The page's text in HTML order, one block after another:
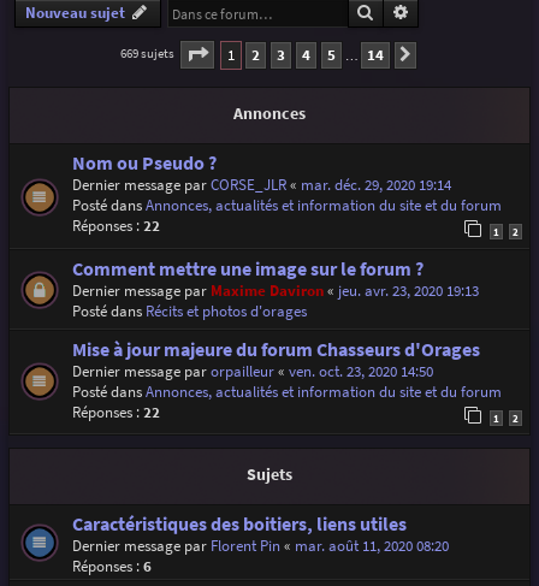
Nouveau sujet Rechercher
669 sujets Page 1sur 14
1 2 3 4 5 … 14
Annonces
Nom ou Pseudo ?
Dernier message parCORSE_JLR« mar. déc. 29, 2020 19:14
Posté dansAnnonces, actualités et information du site et du forum
Réponses :22 1 2
Comment mettre une image sur le forum ?
Dernier message par Maxime Daviron« jeu. avr. 23, 2020 19:13
Posté dans Récits et photos d'orages
Mise à jour majeure du forum Chasseurs d'Orages
Dernier message parorpailleur« ven. oct. 23, 2020 14:50
Posté dansAnnonces, actualités et information du site et du forum
Réponses :22 1 2
Sujets
Caractéristiques des boitiers, liens utiles
Dernier message par Florent Pin« mar. août 11, 2020 08:20
Réponses :6